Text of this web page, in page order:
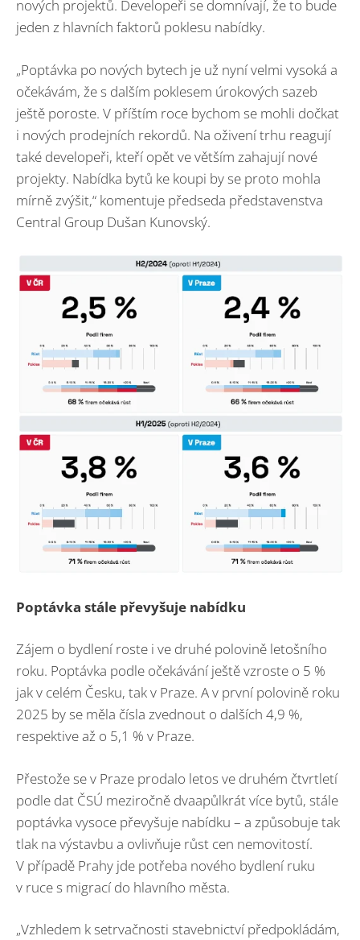
nových projektů. Developeři se domnívají, že to bude
jeden z hlavních faktorů poklesu nabídky.
„Poptávka po nových bytech je už nyní velmi vysoká a
očekávám, že s dalším poklesem úrokových sazeb
ještě poroste. V příštím roce bychom se mohli dočkat
i nových prodejních rekordů. Na oživení trhu reagují
také developeři, kteří opět ve větším zahajují nové
projekty. Nabídka bytů ke koupi by se proto mohla
mírně zvýšit,“ komentuje předseda představenstva
Central Group Dušan Kunovský.
Poptávka stále převyšuje nabídku
Zájem o bydlení roste i ve druhé polovině letošního
roku. Poptávka podle očekávání ještě vzroste o 5 %
jak v celém Česku, tak v Praze. A v první polovině roku
2025 by se měla čísla zvednout o dalších 4,9 %,
respektive až o 5,1 % v Praze.
Přestože se v Praze prodalo letos ve druhém čtvrtletí
podle dat ČSÚ meziročně dvaapůlkrát více bytů, stále
poptávka vysoce převyšuje nabídku – a způsobuje tak
tlak na výstavbu a ovlivňuje růst cen nemovitostí.
V případě Prahy jde potřeba nového bydlení ruku
v ruce s migrací do hlavního města.
„Vzhledem k setrvačnosti stavebnictví předpokládám,